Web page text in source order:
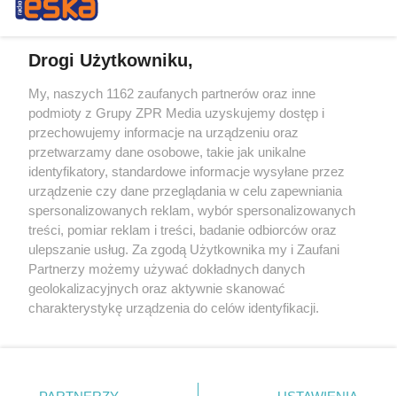
Żaden utwór zamieszczony w serwisie nie może być powielany i
rozpowszechniany lub dalej rozpowszechniany w jakikolwiek sposób (w
tym także elektroniczny lub mechaniczny) na jakimkolwiek polu
eksploatacji w jakiejkolwiek formie, włącznie z umieszczaniem w
Internecie bez pisemnej zgody właściciela praw. Jakiekolwiek użycie lub
wykorzystanie utworów w całości lub w części z naruszeniem prawa,
tzn. bez właściwej zgody, jest zabronione pod groźbą kary i może być
ścigane prawnie.
Drogi Użytkowniku,
My, naszych 1162 zaufanych partnerów oraz inne
podmioty z Grupy ZPR Media uzyskujemy dostęp i
przechowujemy informacje na urządzeniu oraz
przetwarzamy dane osobowe, takie jak unikalne
identyfikatory, standardowe informacje wysyłane przez
urządzenie czy dane przeglądania w celu zapewniania
spersonalizowanych reklam, wybór spersonalizowanych
treści, pomiar reklam i treści, badanie odbiorców oraz
ulepszanie usług. Za zgodą Użytkownika my i Zaufani
Partnerzy możemy używać dokładnych danych
geolokalizacyjnych oraz aktywnie skanować
charakterystykę urządzenia do celów identyfikacji.
zmienić/wycofać klikając przycisk ustawień prywatności